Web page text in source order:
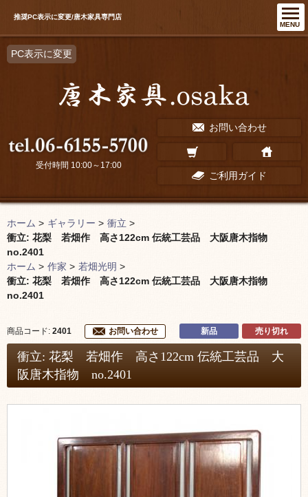
MENU
推奨PC表示に変更/唐木家具専門店
PC表示に変更
お問い合わせ
ご利用ガイド
受付時間 10:00～17:00
ホーム > ギャラリー > 衝立 >
衝立: 花梨 若畑作 高さ122cm 伝統工芸品 大阪唐木指物
no.2401
ホーム > 作家 > 若畑光明 >
衝立: 花梨 若畑作 高さ122cm 伝統工芸品 大阪唐木指物
no.2401
商品コード: 2401 お問い合わせ 新品 売り切れ
衝立: 花梨 若畑作 高さ122cm 伝統工芸品 大
阪唐木指物 no.2401